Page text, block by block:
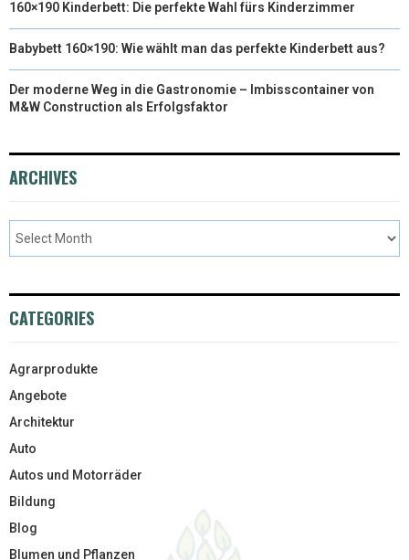
160×190 Kinderbett: Die perfekte Wahl fürs Kinderzimmer
Babybett 160×190: Wie wählt man das perfekte Kinderbett aus?
Der moderne Weg in die Gastronomie – Imbisscontainer von
M&W Construction als Erfolgsfaktor
ARCHIVES
CATEGORIES
Agrarprodukte
Angebote
Architektur
Auto
Autos und Motorräder
Bildung
Blog
Blumen und Pflanzen